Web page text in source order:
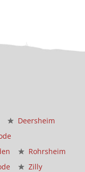
Deersheim
Rohrsheim
Zilly